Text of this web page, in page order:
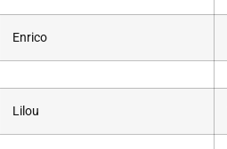
Enrico
Lilou